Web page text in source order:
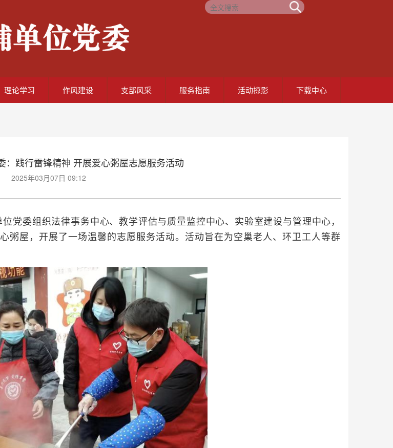
理论学习 作风建设 支部风采 服务指南 活动掠影 下载中心
：践行雷锋精神 开展爱心粥屋志愿服务活动
2025年03月07日 09:12
委组织法律事务中心、教学评估与质量监控中心、实验室建设与管理中心，
粥屋，开展了一场温馨的志愿服务活动。活动旨在为空巢老人、环卫工人等群